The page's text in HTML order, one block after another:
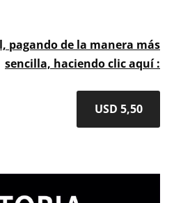
pagando de la manera más
sencilla, haciendo clic aquí:
USD 5,50